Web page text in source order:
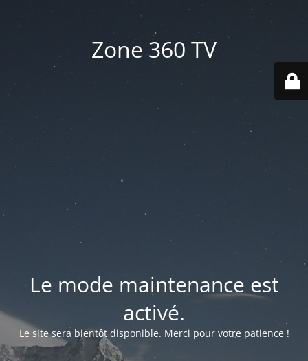
Zone 360 TV
Le mode maintenance est
activé.
Le site sera bientôt disponible. Merci pour votre patience !